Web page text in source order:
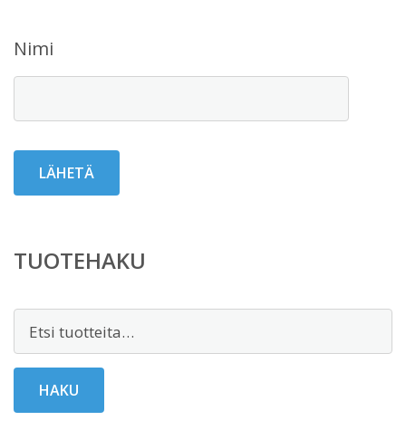
Nimi
TUOTEHAKU
HAKU